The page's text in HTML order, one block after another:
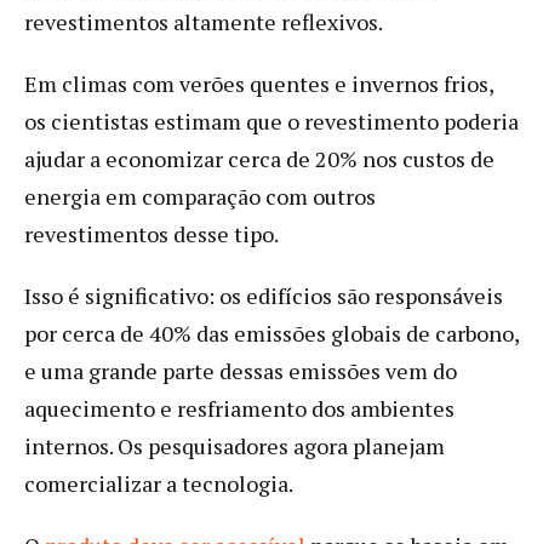
revestimentos altamente reflexivos.
Em climas com verões quentes e invernos frios,
os cientistas estimam que o revestimento poderia
ajudar a economizar cerca de 20% nos custos de
energia em comparação com outros
revestimentos desse tipo.
Isso é significativo: os edifícios são responsáveis
por cerca de 40% das emissões globais de carbono,
e uma grande parte dessas emissões vem do
aquecimento e resfriamento dos ambientes
internos. Os pesquisadores agora planejam
comercializar a tecnologia.